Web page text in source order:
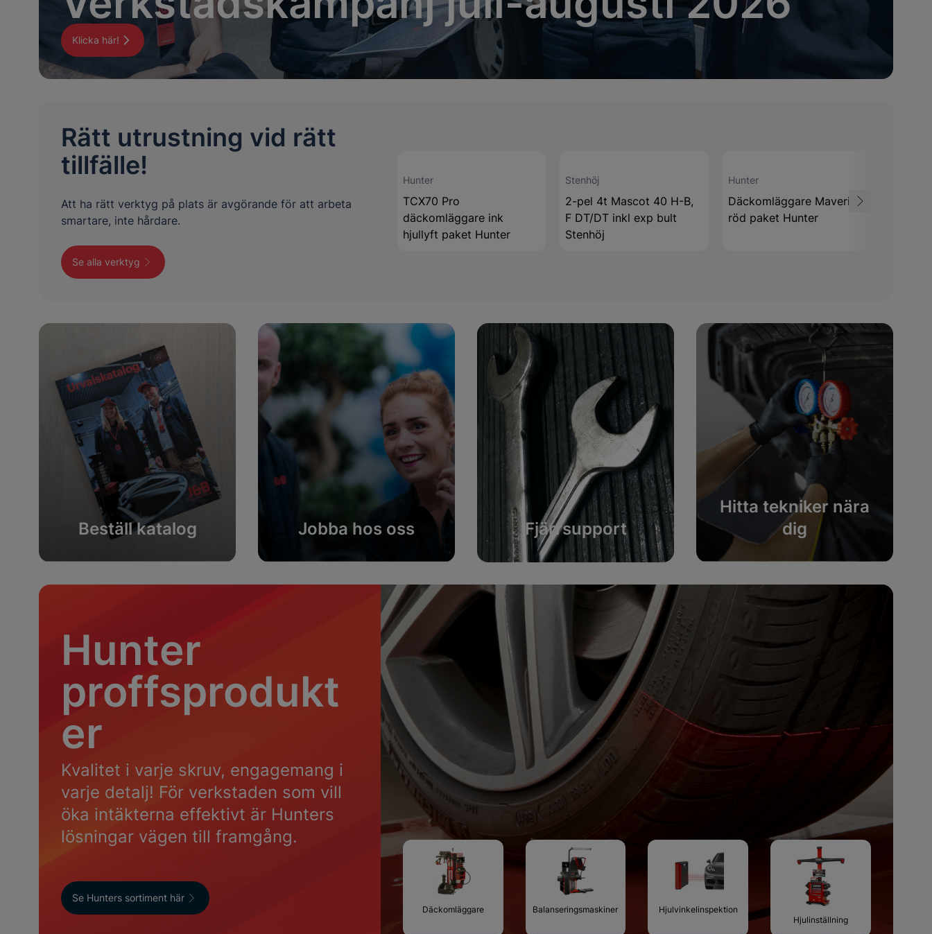
Klicka här!
Rätt utrustning vid rätt
tillfälle!
Att ha rätt verktyg på plats är avgörande för att arbeta
smartare, inte hårdare.
Se alla verktyg
Hunter
TCX70 Pro
däckomläggare ink
hjullyft paket Hunter
Stenhöj
2-pel 4t Mascot 40 H-B,
F DT/DT inkl exp bult
Stenhöj
Hunter
Däckomläggare Maverick
röd paket Hunter
Beställ katalog Jobba hos oss
Se lediga tjänster
Fjärrsupport
Få fjärrsupport
Hitta tekniker nära
dig
Kontakta tekniker /
säljare
Hunter
proffsprodukt
er
Kvalitet i varje skruv, engagemang i
varje detalj! För verkstaden som vill
öka intäkterna effektivt är Hunters
lösningar vägen till framgång.
Se Hunters sortiment här
Däckomläggare Balanseringsmaskiner
Hjulvinkelinspektion
Hjulinställning